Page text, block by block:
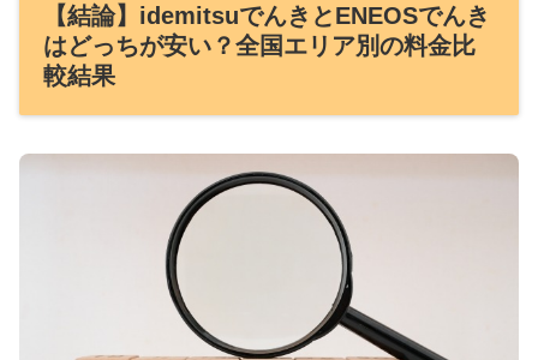
【結論】idemitsuでんきとENEOSでんき
はどっちが安い？全国エリア別の料金比
較結果